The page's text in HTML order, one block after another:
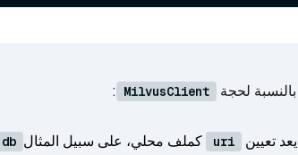
بالنسبة لحجة MilvusClient
:
يعد تعيين uri كملف محلي، على سبيل المثال